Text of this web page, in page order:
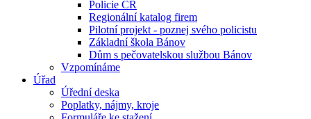
Policie ČR
Regionální katalog firem
Pilotní projekt - poznej svého policistu
Základní škola Bánov
Dům s pečovatelskou službou Bánov
Vzpomínáme
Úřad
Úřední deska
Poplatky, nájmy, kroje